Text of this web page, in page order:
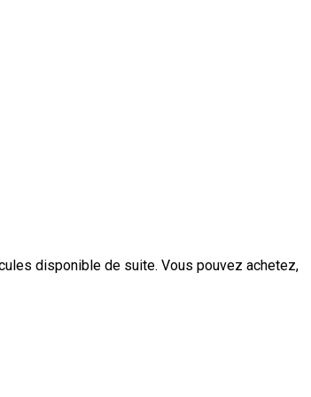
disponible de suite. Vous pouvez achetez,